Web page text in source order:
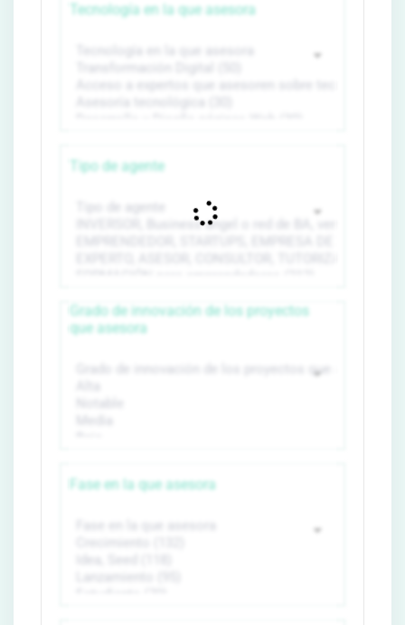
Tecnología en la que asesora
Tipo de agente
Grado de innovación de los proyectos
que asesora
Fase en la que asesora